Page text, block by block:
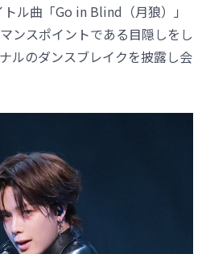
ル曲「Go in Blind（月狼）」
ンスポイントである目隠しをし
ルのダンスブレイクを披露し会